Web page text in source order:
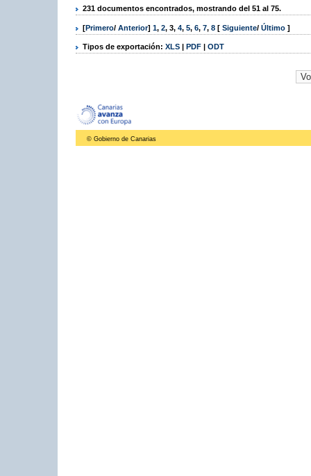
231 documentos encontrados, mostrando del 51 al 75.
[Primero/ Anterior] 1, 2, 3, 4, 5, 6, 7, 8 [ Siguiente/ Último ]
Tipos de exportación: XLS | PDF | ODT
© Gobierno de Canarias